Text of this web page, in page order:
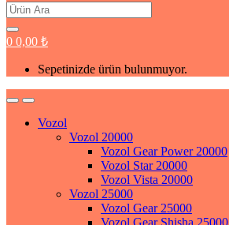
Search
for:
0 0,00 ₺
Sepetinizde ürün bulunmuyor.
Vozol
Vozol 20000
Vozol Gear Power 20000
Vozol Star 20000
Vozol Vista 20000
Vozol 25000
Vozol Gear 25000
Vozol Gear Shisha 25000